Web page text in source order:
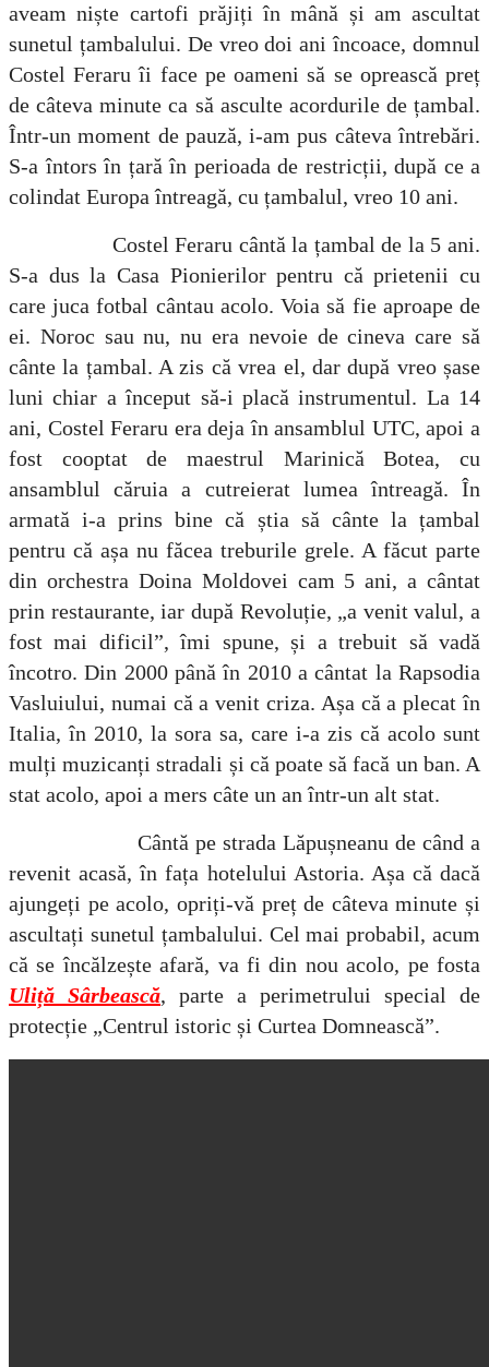
aveam niște cartofi prăjiți în mână și am ascultat
sunetul țambalului. De vreo doi ani încoace, domnul
Costel Feraru îi face pe oameni să se oprească preț
de câteva minute ca să asculte acordurile de țambal.
Într-un moment de pauză, i-am pus câteva întrebări.
S-a întors în țară în perioada de restricții, după ce a
colindat Europa întreagă, cu țambalul, vreo 10 ani.
Costel Feraru cântă la țambal de la 5 ani.
S-a dus la Casa Pionierilor pentru că prietenii cu
care juca fotbal cântau acolo. Voia să fie aproape de
ei. Noroc sau nu, nu era nevoie de cineva care să
cânte la țambal. A zis că vrea el, dar după vreo șase
luni chiar a început să-i placă instrumentul. La 14
ani, Costel Feraru era deja în ansamblul UTC, apoi a
fost cooptat de maestrul Marinică Botea, cu
ansamblul căruia a cutreierat lumea întreagă. În
armată i-a prins bine că știa să cânte la țambal
pentru că așa nu făcea treburile grele. A făcut parte
din orchestra Doina Moldovei cam 5 ani, a cântat
prin restaurante, iar după Revoluție, „a venit valul, a
fost mai dificil”, îmi spune, și a trebuit să vadă
încotro. Din 2000 până în 2010 a cântat la Rapsodia
Vasluiului, numai că a venit criza. Așa că a plecat în
Italia, în 2010, la sora sa, care i-a zis că acolo sunt
mulți muzicanți stradali și că poate să facă un ban. A
stat acolo, apoi a mers câte un an într-un alt stat.
Cântă pe strada Lăpușneanu de când a
revenit acasă, în fața hotelului Astoria. Așa că dacă
ajungeți pe acolo, opriți-vă preț de câteva minute și
ascultați sunetul țambalului. Cel mai probabil, acum
că se încălzește afară, va fi din nou acolo, pe fosta
Uliță Sârbească, parte a perimetrului special de
protecție „Centrul istoric și Curtea Domnească”.